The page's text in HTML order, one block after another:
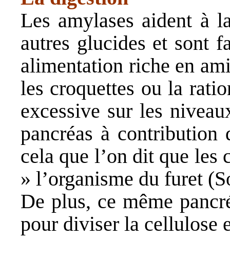
Les amylases aident à
autres glucides et sont
alimentation riche en
les croquettes ou la
excessive sur les
pancréas à contribution
cela que l’on dit que les
» l’organisme du furet (
De plus, ce même
pour diviser la cellulose